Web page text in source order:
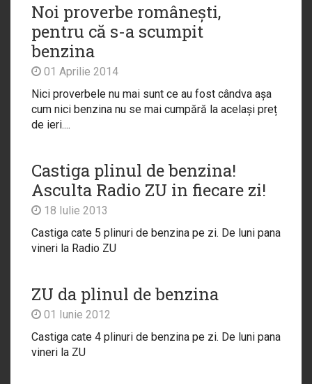
Noi proverbe românești,
pentru că s-a scumpit
benzina
01 Aprilie 2014
Nici proverbele nu mai sunt ce au fost cândva așa
cum nici benzina nu se mai cumpără la același preț
de ieri....
Castiga plinul de benzina!
Asculta Radio ZU in fiecare zi!
18 Iulie 2013
Castiga cate 5 plinuri de benzina pe zi. De luni pana
vineri la Radio ZU
ZU da plinul de benzina
01 Iunie 2012
Castiga cate 4 plinuri de benzina pe zi. De luni pana
vineri la ZU